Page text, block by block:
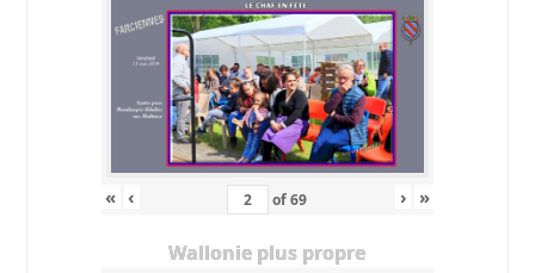
« ‹ of69 › »
Wallonie plus propre